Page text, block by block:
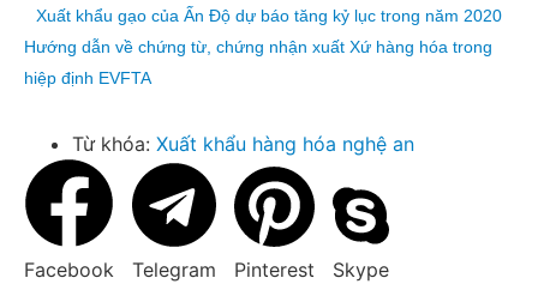
Xuất khẩu gạo của Ấn Độ dự báo tăng kỷ lục trong năm 2020
Hướng dẫn về chứng từ, chứng nhận xuất Xứ hàng hóa trong
hiệp định EVFTA
Từ khóa: Xuất khẩu hàng hóa nghệ an
Facebook Telegram Pinterest Skype